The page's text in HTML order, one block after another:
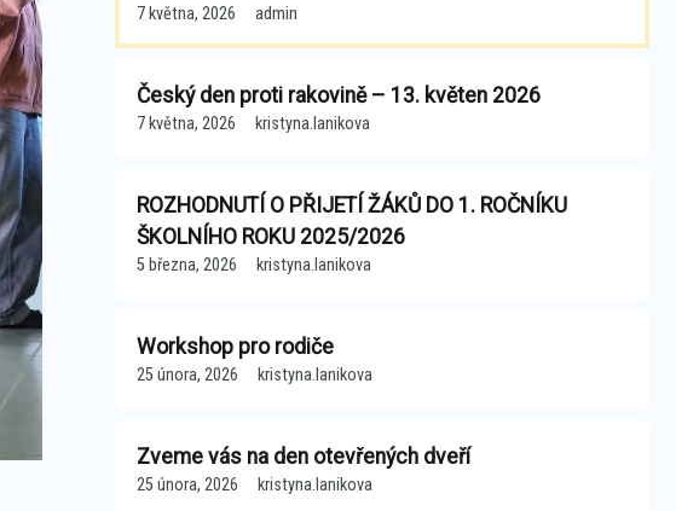
7 května, 2026 admin
Český den proti rakovině – 13. květen 2026
7 května, 2026 kristyna.lanikova
ROZHODNUTÍ O PŘIJETÍ ŽÁKŮ DO 1. ROČNÍKU
ŠKOLNÍHO ROKU 2025/2026
5 března, 2026 kristyna.lanikova
Workshop pro rodiče
25 února, 2026 kristyna.lanikova
Zveme vás na den otevřených dveří
25 února, 2026 kristyna.lanikova